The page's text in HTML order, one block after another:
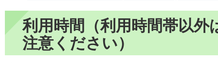
利用時間（利用時間帯以外
注意ください）